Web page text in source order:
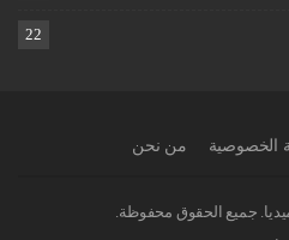
22
الخصوصية من نحن